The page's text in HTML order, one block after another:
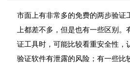
市面上有非常多的免费的两步验证
上都差不多，但是也有一些区别
证工具时，可能比较看重安全性，
验证软件有泄露的风险；有一些比